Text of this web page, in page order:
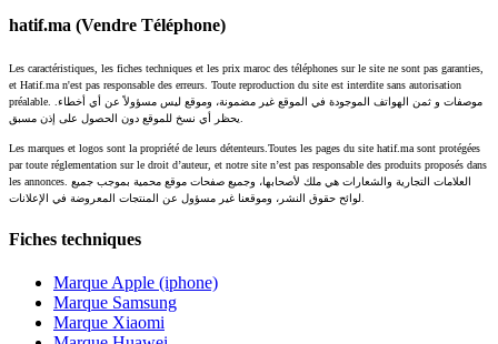
hatif.ma (Vendre Téléphone)
Les caractéristiques, les fiches techniques et les prix maroc des téléphones sur le site ne sont pas garanties,
et Hatif.ma n'est pas responsable des erreurs. Toute reproduction du site est interdite sans autorisation
préalable. موصفات و ثمن الهواتف الموجودة في الموقع غير مضمونة، وموقع ليس مسؤولاً عن أي أخطاء.
Les marques et logos sont la propriété de leurs détenteurs.Toutes les pages du site hatif.ma sont protégées
par toute réglementation sur le droit d’auteur, et notre site n’est pas responsable des produits proposés dans
les annonces. العلامات التجارية والشعارات هي ملك لأصحابها، وجميع صفحات موقع محمية بموجب جميع
Fiches techniques
Marque Apple (iphone)
Marque Samsung
Marque Xiaomi